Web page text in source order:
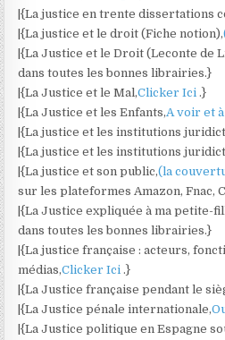
|{La justice en trente dissertations
|{La justice et le droit (Fiche notion),
|{La Justice et le Droit (Leconte de
dans toutes les bonnes librairies.}
|{La Justice et le Mal,Clicker Ici.}
|{La Justice et les Enfants,A voir et
|{La justice et les institutions
|{La justice et les institutions
|{La justice et son public,(la
sur les plateformes Amazon, Fnac,
|{La Justice expliquée à ma petite-
dans toutes les bonnes librairies.}
|{La justice française : acteurs,
médias,Clicker Ici.}
|{La Justice française pendant le
|{La Justice pénale internationale,
|{La Justice politique en Espagne